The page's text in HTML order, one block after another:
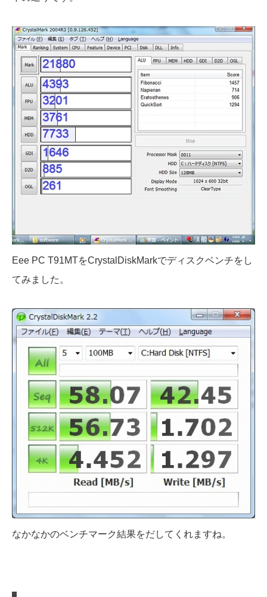
Eee PC T91MTをCrystalDiskMarkでディスクベンチをし
てみました。
なかなかのベンチマーク結果をだしてくれますね。